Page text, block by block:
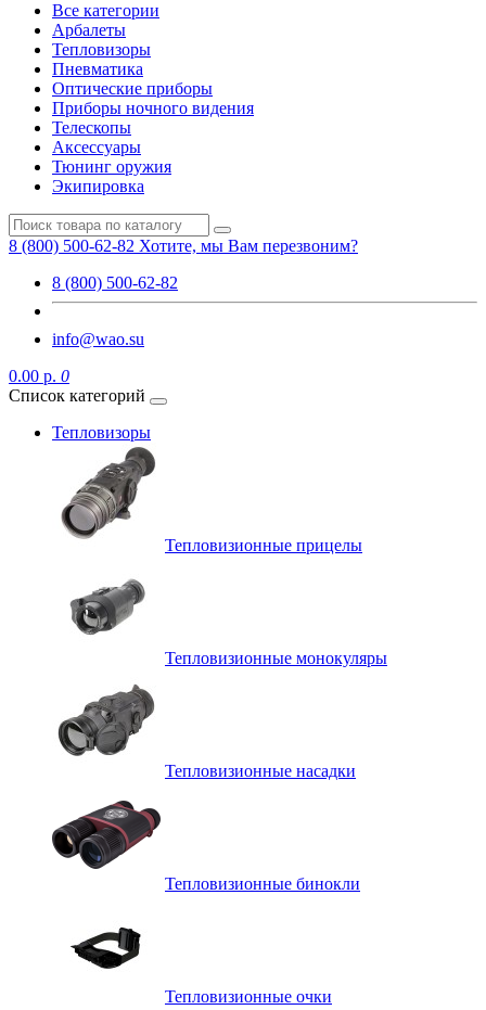
Все категории
Арбалеты
Тепловизоры
Пневматика
Оптические приборы
Приборы ночного видения
Телескопы
Аксессуары
Тюнинг оружия
Экипировка
8 (800) 500-62-82 Хотите, мы Вам перезвоним?
8 (800) 500-62-82
info@wao.su
0.00 р. 0
Список категорий
Тепловизоры
Тепловизионные прицелы
Тепловизионные монокуляры
Тепловизионные насадки
Тепловизионные бинокли
Тепловизионные очки